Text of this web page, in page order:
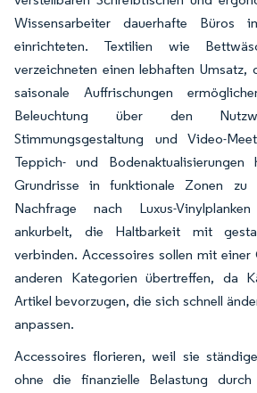
Wissensarbeiter dauerhafte Büros
einrichteten. Textilien wie
verzeichneten einen lebhaften Umsatz,
saisonale Auffrischungen
Beleuchtung über den
Stimmungsgestaltung und Video-
Teppich- und
Grundrisse in funktionale Zonen zu
Nachfrage nach Luxus-
ankurbelt, die Haltbarkeit mit
verbinden. Accessoires sollen mit einer
anderen Kategorien übertreffen, da
Artikel bevorzugen, die sich schnell
anpassen.
Accessoires florieren, weil sie
ohne die finanzielle Belastung